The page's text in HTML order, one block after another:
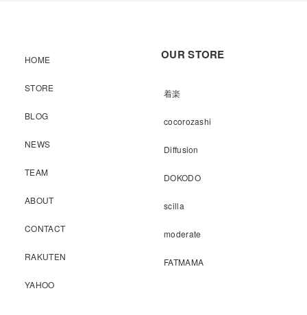
HOME
STORE
BLOG
NEWS
TEAM
ABOUT
CONTACT
RAKUTEN
YAHOO
OUR STORE
着楽
cocorozashi
Diffusion
DOKODO
scilla
moderate
FATMAMA